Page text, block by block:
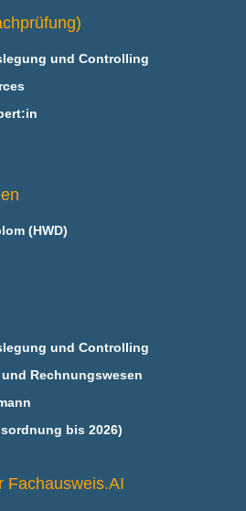
und Controlling
(HWD)
und Controlling
Rechnungswesen
bis 2026)
Fachausweis.AI